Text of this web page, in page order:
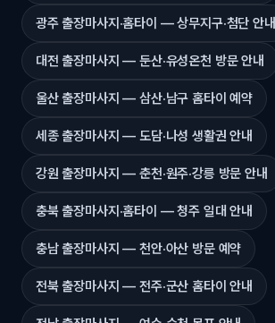
광주 출장마사지·홈타이 — 상무지구·첨단 안내
대전 출장마사지 — 둔산·유성온천 방문 안내
울산 출장마사지 — 삼산·남구 홈타이 예약
세종 출장마사지 — 도담·나성 생활권 안내
강원 출장마사지 — 춘천·원주·강릉 방문 안내
충북 출장마사지·홈타이 — 청주 일대 안내
충남 출장마사지 — 천안·아산 방문 예약
전북 출장마사지 — 전주·군산 홈타이 안내